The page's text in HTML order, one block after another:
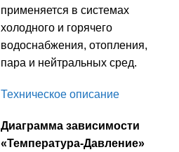
применяется в системах
холодного и горячего
водоснабжения, отопления,
пара и нейтральных сред.
Техническое описание
Диаграмма зависимости
«Температура-Давление»